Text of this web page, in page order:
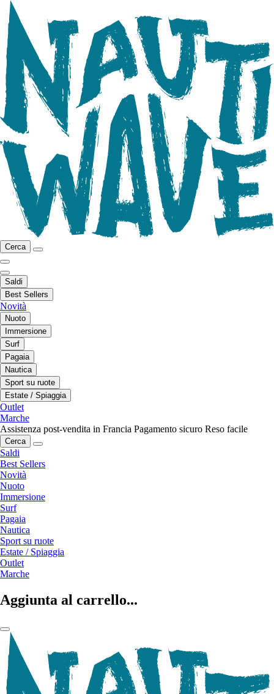
Cerca
Saldi
Best Sellers
Novità
Nuoto
Immersione
Surf
Pagaia
Nautica
Sport su ruote
Estate / Spiaggia
Outlet
Marche
Assistenza post-vendita in Francia Pagamento sicuro Reso facile
Cerca
Saldi
Best Sellers
Novità
Nuoto
Immersione
Surf
Pagaia
Nautica
Sport su ruote
Estate / Spiaggia
Outlet
Marche
Aggiunta al carrello...